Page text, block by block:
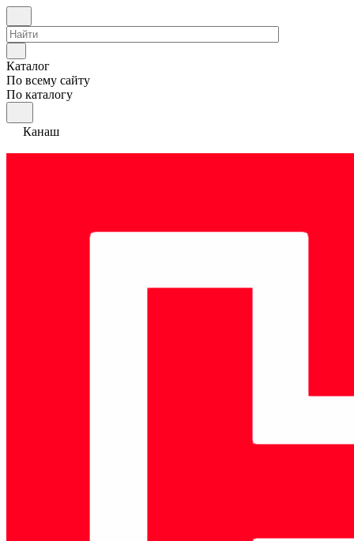
Каталог
По всему сайту
По каталогу
Канаш